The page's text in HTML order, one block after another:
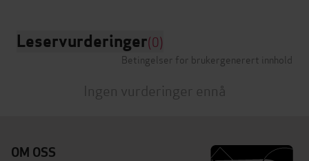
Leservurderinger(0)
Betingelser for brukergenerert innhold
Ingen vurderinger ennå
OM OSS